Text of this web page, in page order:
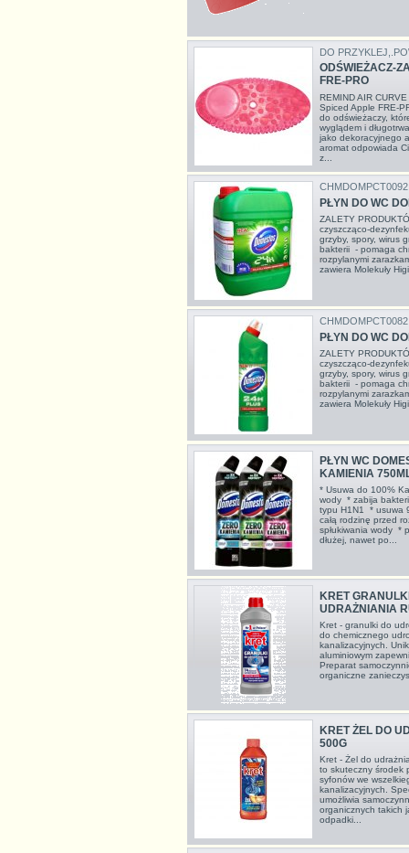
DO
ODŚWIEŻACZ-
FRE-PRO
REMIND AIR
Spiced Apple FRE-
do odświeżaczy,
wyglądem i
jako dekoracyjnego
aromat odpowiada
z...
CHMDOMPCT0092
PŁYN DO WC
ZALETY
czyszcząco-
grzyby, spory, wirus
bakterii - pomaga
rozpylanymi
zawiera Molekuły
CHMDOMPCT0082
PŁYN DO WC
ZALETY
czyszcząco-
grzyby, spory, wirus
bakterii - pomaga
rozpylanymi
zawiera Molekuły
PŁYN WC
KAMIENIA
* Usuwa do 100%
wody * zabija
typu H1N1 * usuwa
całą rodzinę przed
spłukiwania wody *
dłużej, nawet po...
KRET
UDRAŻNIANIA
Kret - granulki do
do chemicznego
kanalizacyjnych.
aluminiowym
Preparat
organiczne
KRET ŻEL DO
500G
Kret - Żel do
to skuteczny środek
syfonów we
kanalizacyjnych.
umożliwia
organicznych takich
odpadki...